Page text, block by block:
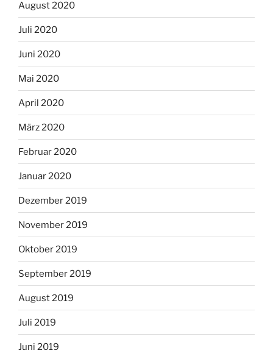
August 2020
Juli 2020
Juni 2020
Mai 2020
April 2020
März 2020
Februar 2020
Januar 2020
Dezember 2019
November 2019
Oktober 2019
September 2019
August 2019
Juli 2019
Juni 2019